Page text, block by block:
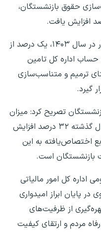
حقوق بازنشستگان،
وی خاطرنشان کرد: برای نخستین بار در سال ۱۴۰۳، یک درصد از
حساب اداره کل تامین
ترمیم و متناسب‌سازی
گیرد.
تصریح کرد: میزان
پرداختی در سال ۱۴۰۴ نسبت به سال گذشته ۳۲ درصد افزایش
اختصاص‌یافته به این
بازنشستگان است.
اداره کل امور مالیاتی
۱۳ خرداد، وی در پایان ابراز امیدواری
از ظرفیت‌های
مردم و ارتقای کیفیت